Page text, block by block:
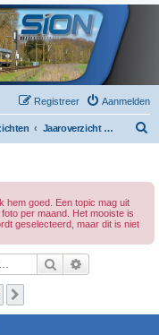
Aanmelden
Registreer
Jaaroverzicht 2014
hem goed. Een topic mag uit
per maand. Het mooiste is
geselecteerd, maar dit is niet
Zoek